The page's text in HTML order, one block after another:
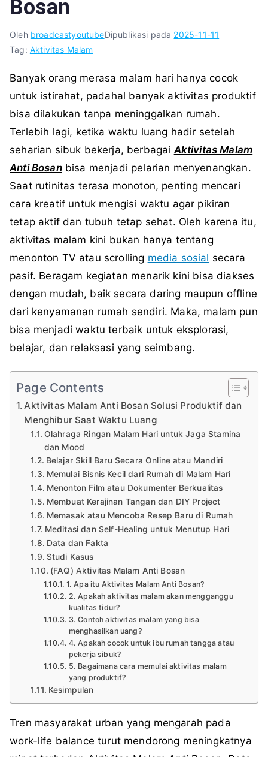
Bosan
Oleh broadcastyoutubeDipublikasi pada 2025-11-11
Tag: Aktivitas Malam
Banyak orang merasa malam hari hanya cocok
untuk istirahat, padahal banyak aktivitas produktif
bisa dilakukan tanpa meninggalkan rumah.
Terlebih lagi, ketika waktu luang hadir setelah
seharian sibuk bekerja, berbagai Aktivitas Malam
Anti Bosanbisa menjadi pelarian menyenangkan.
Saat rutinitas terasa monoton, penting mencari
cara kreatif untuk mengisi waktu agar pikiran
tetap aktif dan tubuh tetap sehat. Oleh karena itu,
aktivitas malam kini bukan hanya tentang
menonton TV atau scrolling media sosial secara
pasif. Beragam kegiatan menarik kini bisa diakses
dengan mudah, baik secara daring maupun offline
dari kenyamanan rumah sendiri. Maka, malam pun
bisa menjadi waktu terbaik untuk eksplorasi,
belajar, dan relaksasi yang seimbang.
Page Contents
Aktivitas Malam Anti Bosan Solusi Produktif dan
Menghibur Saat Waktu Luang
Olahraga Ringan Malam Hari untuk Jaga Stamina
dan Mood
Belajar Skill Baru Secara Online atau Mandiri
Memulai Bisnis Kecil dari Rumah di Malam Hari
Menonton Film atau Dokumenter Berkualitas
Membuat Kerajinan Tangan dan DIY Project
Memasak atau Mencoba Resep Baru di Rumah
Meditasi dan Self-Healing untuk Menutup Hari
Data dan Fakta
Studi Kasus
(FAQ) Aktivitas Malam Anti Bosan
1. Apa itu Aktivitas Malam Anti Bosan?
2. Apakah aktivitas malam akan mengganggu
kualitas tidur?
3. Contoh aktivitas malam yang bisa
menghasilkan uang?
4. Apakah cocok untuk ibu rumah tangga atau
pekerja sibuk?
5. Bagaimana cara memulai aktivitas malam
yang produktif?
Kesimpulan
Tren masyarakat urban yang mengarah pada
work-life balance turut mendorong meningkatnya